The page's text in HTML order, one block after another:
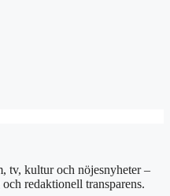
tv, kultur och nöjesnyheter –
redaktionell transparens.